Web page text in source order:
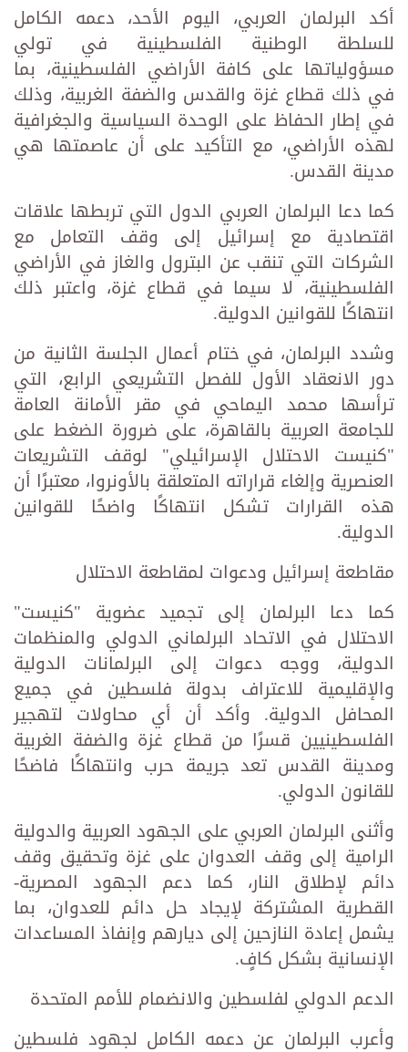
أكد البرلمان العربي، اليوم الأحد، دعمه الكامل
للسلطة الوطنية الفلسطينية في تولي
مسؤولياتها على كافة الأراضي الفلسطينية، بما
في ذلك قطاع غزة والقدس والضفة الغربية، وذلك
في إطار الحفاظ على الوحدة السياسية والجغرافية
لهذه الأراضي، مع التأكيد على أن عاصمتها هي
مدينة القدس.
كما دعا البرلمان العربي الدول التي تربطها علاقات
اقتصادية مع إسرائيل إلى وقف التعامل مع
الشركات التي تنقب عن البترول والغاز في الأراضي
الفلسطينية، لا سيما في قطاع غزة، واعتبر ذلك
انتهاكًا للقوانين الدولية.
وشدد البرلمان، في ختام أعمال الجلسة الثانية من
دور الانعقاد الأول للفصل التشريعي الرابع، التي
ترأسها محمد اليماحي في مقر الأمانة العامة
للجامعة العربية بالقاهرة، على ضرورة الضغط على
"كنيست الاحتلال الإسرائيلي" لوقف التشريعات
العنصرية وإلغاء قراراته المتعلقة بالأونروا، معتبرًا أن
هذه القرارات تشكل انتهاكًا واضحًا للقوانين
الدولية.
مقاطعة إسرائيل ودعوات لمقاطعة الاحتلال
كما دعا البرلمان إلى تجميد عضوية "كنيست"
الاحتلال في الاتحاد البرلماني الدولي والمنظمات
الدولية، ووجه دعوات إلى البرلمانات الدولية
والإقليمية للاعتراف بدولة فلسطين في جميع
المحافل الدولية. وأكد أن أي محاولات لتهجير
الفلسطينيين قسرًا من قطاع غزة والضفة الغربية
ومدينة القدس تعد جريمة حرب وانتهاكًا فاضحًا
للقانون الدولي.
وأثنى البرلمان العربي على الجهود العربية والدولية
الرامية إلى وقف العدوان على غزة وتحقيق وقف
دائم لإطلاق النار، كما دعم الجهود المصرية-
القطرية المشتركة لإيجاد حل دائم للعدوان، بما
يشمل إعادة النازحين إلى ديارهم وإنفاذ المساعدات
الإنسانية بشكل كافٍ.
الدعم الدولي لفلسطين والانضمام للأمم المتحدة
وأعرب البرلمان عن دعمه الكامل لجهود فلسطين